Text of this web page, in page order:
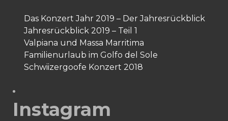
Das Konzert Jahr 2019 – Der Jahresrückblick
Jahresrückblick 2019 – Teil 1
Valpiana und Massa Marritima
Familienurlaub im Golfo del Sole
Schwiizergoofe Konzert 2018
Instagram